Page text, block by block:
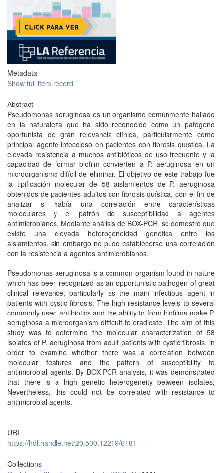
Metadata
Show full item record
Abstract
Pseudomonas aeruginosa es un organismo comúnmente hallado
en la naturaleza que ha sido reconocido como un patógeno
oportunista de gran relevancia clínica, particularmente como
principal agente infeccioso en pacientes con fibrosis quística. La
elevada resistencia a muchos antibióticos de uso frecuente y la
capacidad de formar biofilm convierten a P. aeruginosa en un
microorganismo difícil de eliminar. El objetivo de este trabajo fue
la tipificación molecular de 58 aislamientos de P. aeruginosa
obtenidos de pacientes adultos con fibrosis quística, con el fin de
analizar si había una correlación entre características
moleculares y el patrón de susceptibilidad a agentes
antimicrobianos. Mediante análisis de BOX-PCR, se demostró que
existe una elevada heterogeneidad genética entre los
aislamientos, sin embargo no pudo establecerse una correlación
con la resistencia a agentes antimicrobianos.
Pseudomonas aeruginosa is a common organism found in nature
which has been recognized as an opportunistic pathogen of great
clinical relevance, particularly as the main infectious agent in
patients with cystic fibrosis. The high resistance levels to several
commonly used antibiotics and the ability to form biofilms make P.
aeruginosa a microorganism difficult to eradicate. The aim of this
study was to determine the molecular characterization of 58
isolates of P. aeruginosa from adult patients with cystic fibrosis, in
order to examine whether there was a correlation between
molecular features and the pattern of susceptibility to
antimicrobial agents. By BOX-PCR analysis, it was demonstrated
that there is a high genetic heterogeneity between isolates,
Nevertheless, this could not be correlated with resistance to
antimicrobial agents.
URI
https://hdl.handle.net/20.500.12219/6181
Collections